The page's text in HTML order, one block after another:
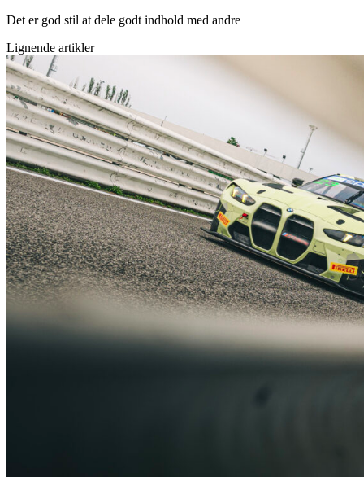
Det er god stil at dele godt indhold med andre
Lignende artikler